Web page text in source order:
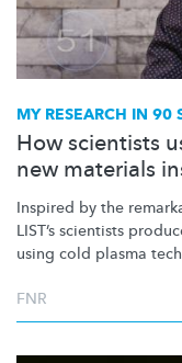
MY RESEARCH IN 90
How scientists
new materials
Inspired by the
LIST’s scientists
using cold plasma
FNR